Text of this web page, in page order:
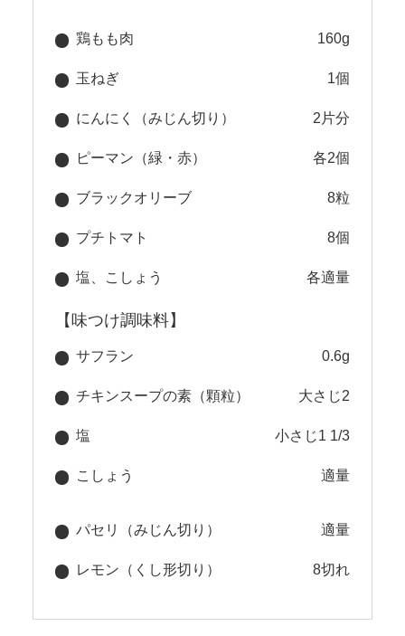
鶏もも肉 160g
玉ねぎ 1個
にんにく（みじん切り） 2片分
ピーマン（緑・赤） 各2個
ブラックオリーブ 8粒
プチトマト 8個
塩、こしょう 各適量
【味つけ調味料】
サフラン 0.6g
チキンスープの素（顆粒） 大さじ2
塩 小さじ1 1/3
こしょう 適量
パセリ（みじん切り） 適量
レモン（くし形切り） 8切れ